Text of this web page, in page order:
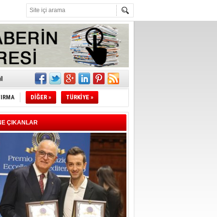
DİĞER » TÜRKİYE »
ÇIKANLAR